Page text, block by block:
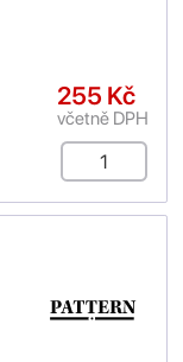
255 Kč
včetně DPH